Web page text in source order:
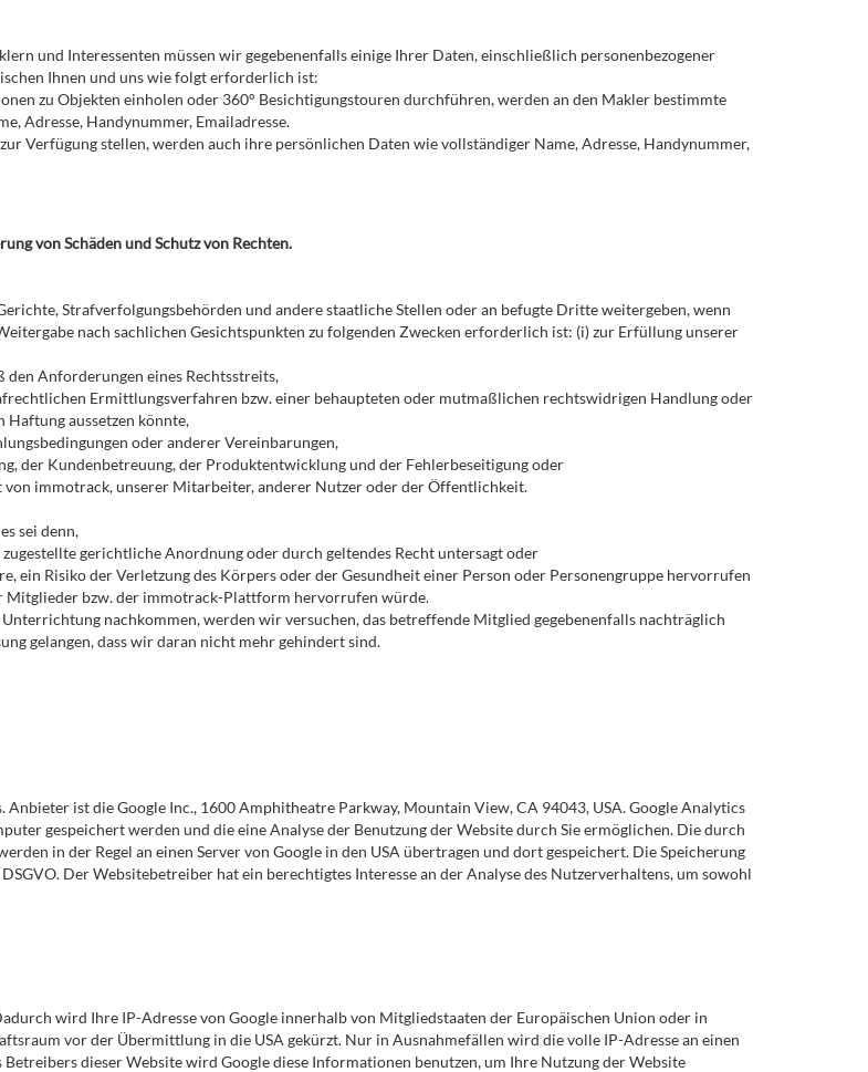
und Interessenten müssen wir gegebenenfalls einige Ihrer Daten, einschließlich personenbezogener
Ihnen und uns wie folgt erforderlich ist:
zu Objekten einholen oder 360° Besichtigungstouren durchführen, werden an den Makler bestimmte
Adresse, Handynummer, Emailadresse.
Verfügung stellen, werden auch ihre persönlichen Daten wie vollständiger Name, Adresse, Handynummer,
von Schäden und Schutz von Rechten.
Strafverfolgungsbehörden und andere staatliche Stellen oder an befugte Dritte weitergeben, wenn
nach sachlichen Gesichtspunkten zu folgenden Zwecken erforderlich ist: (i) zur Erfüllung unserer
den Anforderungen eines Rechtsstreits,
Ermittlungsverfahren bzw. einer behaupteten oder mutmaßlichen rechtswidrigen Handlung oder
Haftung aussetzen könnte,
oder anderer Vereinbarungen,
der Kundenbetreuung, der Produktentwicklung und der Fehlerbeseitigung oder
von immotrack, unserer Mitarbeiter, anderer Nutzer oder der Öffentlichkeit.
sei denn,
gerichtliche Anordnung oder durch geltendes Recht untersagt oder
ein Risiko der Verletzung des Körpers oder der Gesundheit einer Person oder Personengruppe hervorrufen
Mitglieder bzw. der immotrack-Plattform hervorrufen würde.
nachkommen, werden wir versuchen, das betreffende Mitglied gegebenenfalls nachträglich
gelangen, dass wir daran nicht mehr gehindert sind.
ist die Google Inc., 1600 Amphitheatre Parkway, Mountain View, CA 94043, USA. Google Analytics
gespeichert werden und die eine Analyse der Benutzung der Website durch Sie ermöglichen. Die durch
in der Regel an einen Server von Google in den USA übertragen und dort gespeichert. Die Speicherung
Der Websitebetreiber hat ein berechtigtes Interesse an der Analyse des Nutzerverhaltens, um sowohl
wird Ihre IP-Adresse von Google innerhalb von Mitgliedstaaten der Europäischen Union oder in
vor der Übermittlung in die USA gekürzt. Nur in Ausnahmefällen wird die volle IP-Adresse an einen
dieser Website wird Google diese Informationen benutzen, um Ihre Nutzung der Website